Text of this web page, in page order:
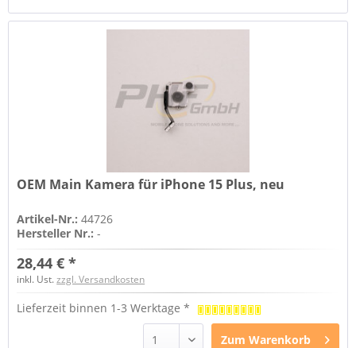
OEM Main Kamera für iPhone 15 Plus, neu
Artikel-Nr.:44726
Hersteller Nr.:-
28,44 € *
inkl. Ust.zzgl. Versandkosten
Lieferzeit binnen 1-3 Werktage *
Zum Warenkorb